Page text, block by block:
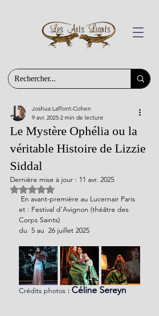
Le Mystère Ophélia ou la
véritable Histoire de Lizzie
Siddal
Joshua Laffont-Cohen
9 avr. 2025 2 min de lecture
Dernière mise à jour : 11 avr. 2025
Noté NaN étoiles sur 5.
En avant-première au Lucernair Paris
et : Festival d’Avignon (théâtre des
Corps Saints)
du  5 au  26 juillet 2025
Crédits photos : Céline Sereyn